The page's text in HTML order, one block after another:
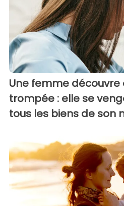
Une femme découvre
trompée : elle se
tous les biens de son